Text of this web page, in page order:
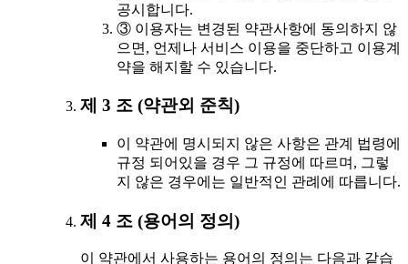
공시합니다.
③ 이용자는 변경된 약관사항에 동의하지 않
으면, 언제나 서비스 이용을 중단하고 이용계
약을 해지할 수 있습니다.
제 3 조 (약관외 준칙)
이 약관에 명시되지 않은 사항은 관계 법령에
규정 되어있을 경우 그 규정에 따르며, 그렇
지 않은 경우에는 일반적인 관례에 따릅니다.
제 4 조 (용어의 정의)
이 약관에서 사용하는 용어의 정의는 다음과 같습